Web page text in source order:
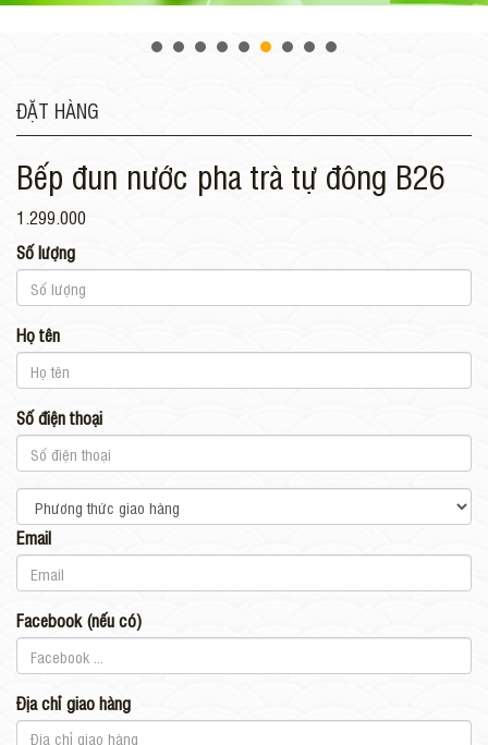
ĐẶT HÀNG
Bếp đun nước pha trà tự đông B26
1.299.000
Số lượng
Họ tên
Số điện thoại
Email
Facebook (nếu có)
Địa chỉ giao hàng